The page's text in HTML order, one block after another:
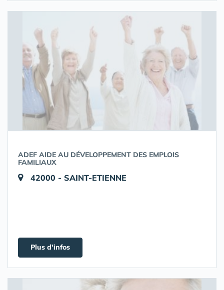
ADEF AIDE AU DÉVELOPPEMENT DES EMPLOIS
FAMILIAUX
42000 - SAINT-ETIENNE
Plus d'infos